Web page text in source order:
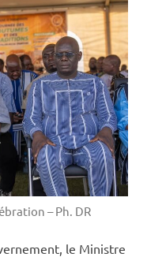
– Ph. DR
le Ministre